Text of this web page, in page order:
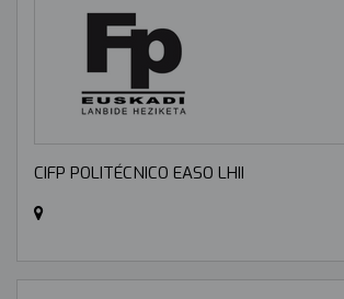
CIFP POLITÉCNICO EASO LHII